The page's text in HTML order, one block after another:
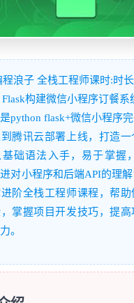
程浪子 全栈工程师课时:时
Flask构建微信小程序订餐系
python flask+微信小程序
到腾讯云部署上线，打造
基础语法入手，易于掌握
对小程序和后端API的理
阶全栈工程师课程，帮助
，掌握项目开发技巧，提高
。